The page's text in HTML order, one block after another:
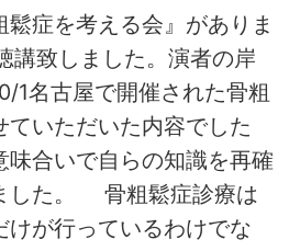
症を考える会』がありま
講致しました。演者の岸
1名古屋で開催された骨粗
いただいた内容でした
味合いで自らの知識を再確
した。 骨粗鬆症診療は
けが行っているわけでな